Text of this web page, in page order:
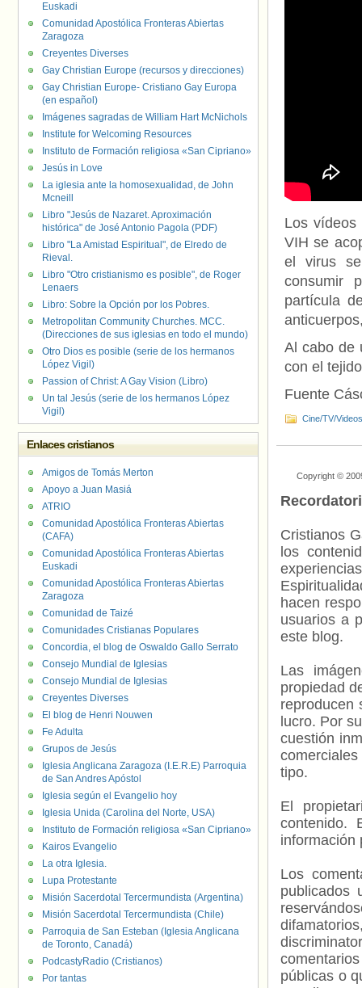
Los vídeos
VIH se
el virus
consumir
partícula
Al cabo de
con el
Fuente
Cine/TV/Videos
Copyright ©
Cristianos
los
hacen
usuarios a
este blog.
Las
propiedad
reproducen
lucro. Por
cuestión
tipo.
El
contenido.
información
Los
publicados
públicas o
Euskadi
Comunidad Apostólica Fronteras Abiertas
Zaragoza
Creyentes Diverses
Gay Christian Europe (recursos y direcciones)
Gay Christian Europe- Cristiano Gay Europa
(en español)
Imágenes sagradas de William Hart McNichols
Institute for Welcoming Resources
Instituto de Formación religiosa «San Cipriano»
Jesús in Love
La iglesia ante la homosexualidad, de John
Mcneill
Libro "Jesús de Nazaret. Aproximación
histórica" de José Antonio Pagola (PDF)
Libro "La Amistad Espiritual", de Elredo de
Rieval.
Libro "Otro cristianismo es posible", de Roger
Lenaers
Libro: Sobre la Opción por los Pobres.
Metropolitan Community Churches. MCC.
(Direcciones de sus iglesias en todo el mundo)
Otro Dios es posible (serie de los hermanos
López Vigil)
Passion of Christ: A Gay Vision (Libro)
Un tal Jesús (serie de los hermanos López
Vigil)
Enlaces cristianos
Amigos de Tomás Merton
Apoyo a Juan Masiá
ATRIO
Comunidad Apostólica Fronteras Abiertas
(CAFA)
Comunidad Apostólica Fronteras Abiertas
Euskadi
Comunidad Apostólica Fronteras Abiertas
Zaragoza
Comunidad de Taizé
Comunidades Cristianas Populares
Concordia, el blog de Oswaldo Gallo Serrato
Consejo Mundial de Iglesias
Consejo Mundial de Iglesias
Creyentes Diverses
El blog de Henri Nouwen
Fe Adulta
Grupos de Jesús
Iglesia Anglicana Zaragoza (I.E.R.E) Parroquia
de San Andres Apóstol
Iglesia según el Evangelio hoy
Iglesia Unida (Carolina del Norte, USA)
Instituto de Formación religiosa «San Cipriano»
Kairos Evangelio
La otra Iglesia.
Lupa Protestante
Misión Sacerdotal Tercermundista (Argentina)
Misión Sacerdotal Tercermundista (Chile)
Parroquia de San Esteban (Iglesia Anglicana
de Toronto, Canadá)
PodcastyRadio (Cristianos)
Por tantas